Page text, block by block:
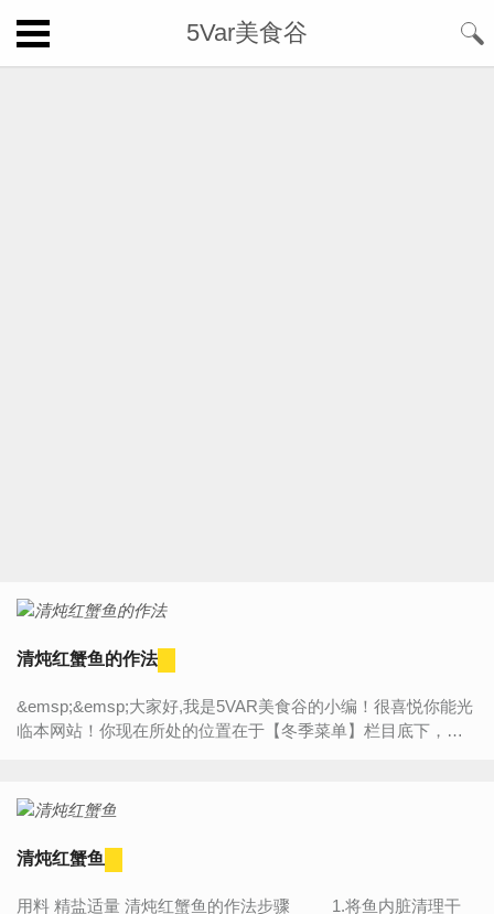
5Var美食谷
清炖红蟹鱼的作法
&emsp;&emsp;大家好,我是5VAR美食谷的小编！很喜悦你能光
临本网站！你现在所处的位置在于【冬季菜单】栏目底下，今
清炖红蟹鱼
用料 精盐适量 清炖红蟹鱼的作法步骤 1.将鱼内脏清理干